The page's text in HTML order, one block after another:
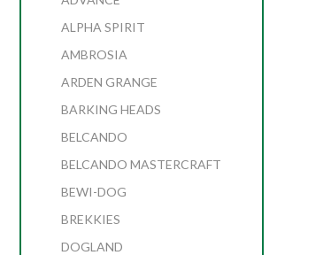
ALPHA SPIRIT
AMBROSIA
ARDEN GRANGE
BARKING HEADS
BELCANDO
BELCANDO MASTERCRAFT
BEWI-DOG
BREKKIES
DOGLAND